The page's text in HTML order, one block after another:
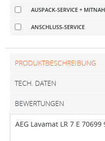
AUSPACK-SERVICE +
ANSCHLUSS-SERVICE
PRODUKTBESCHREIBUNG
TECH. DATEN
BEWERTUNGEN
AEG Lavamat LR 7 E